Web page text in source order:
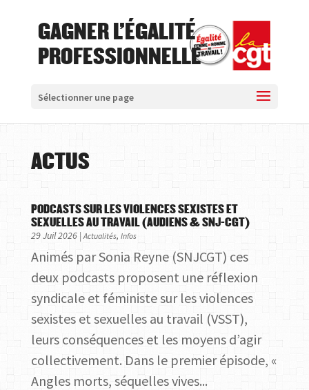
GAGNER L'ÉGALITÉ
PROFESSIONNELLE
Sélectionner une page
ACTUS
PODCASTS SUR LES VIOLENCES SEXISTES ET
SEXUELLES AU TRAVAIL (AUDIENS & SNJ-CGT)
29 Juil 2026|Actualités, Infos
Animés par Sonia Reyne (SNJCGT) ces
deux podcasts proposent une réflexion
syndicale et féministe sur les violences
sexistes et sexuelles au travail (VSST),
leurs conséquences et les moyens d’agir
collectivement. Dans le premier épisode, «
Angles morts, séquelles vives...